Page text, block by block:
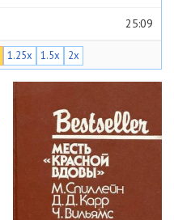
25:09
10:47
1.25x 1.5x 2x